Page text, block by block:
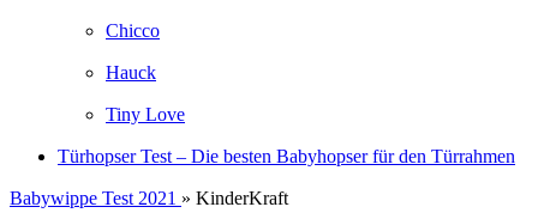
Chicco
Hauck
Tiny Love
Türhopser Test – Die besten Babyhopser für den Türrahmen
Babywippe Test 2021 » KinderKraft